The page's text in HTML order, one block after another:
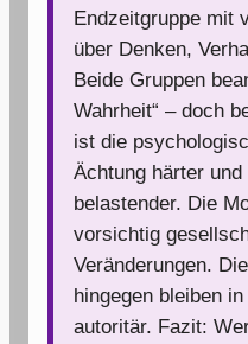
Endzeitgruppe mit
über Denken,
Beide Gruppen
Wahrheit“ – doch
ist die
Ächtung härter
belastender. Die
vorsichtig
Veränderungen.
hingegen bleiben
autoritär. Fazit: